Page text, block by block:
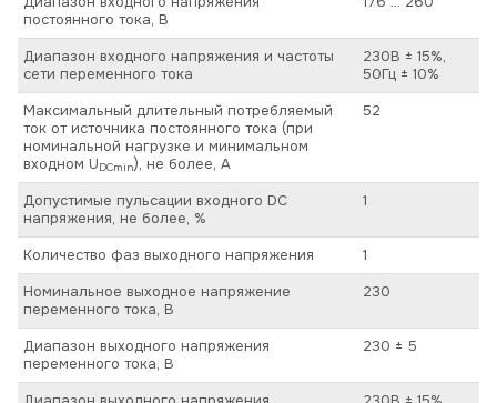
постоянного тока, В
Диапазон входного напряжения и частоты
сети переменного тока
230В ± 15%,
50Гц ± 10%
Максимальный длительный потребляемый
ток от источника постоянного тока (при
номинальной нагрузке и минимальном
входном UDCmin), не более, А
52
Допустимые пульсации входного DC
напряжения, не более, %
1
Количество фаз выходного напряжения
1
Номинальное выходное напряжение
переменного тока, В
230
Диапазон выходного напряжения
переменного тока, В
230 ± 5